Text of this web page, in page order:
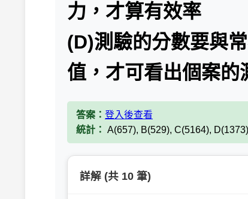
力，才算有效率
(D)測驗的分數要與
值，才可看出個案的
答案： 登入後查看
統計： A(657), B(529), C(5164),
詳解 (共 10 筆)